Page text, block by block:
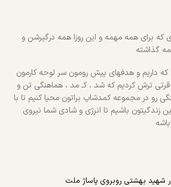
که برای همه مهمه و این روزا همه درگیرشن و
گذاشته
که داریم و هدفهای پیش رومون سر لوحه کارمون
قرتی ترش کردیم که شد ، کـ مد ، هماهنگی تن و
رو در مجموعه کمدشاپ براتون محیا کنیم تا با
باشیم تا انرژی و شادی شما نیروی
شهید بهشتی روبروی پاساژ ملت